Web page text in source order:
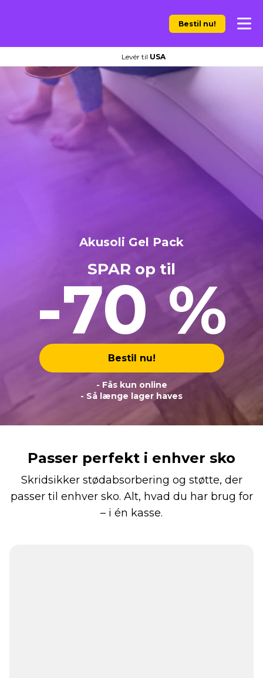
Bestil nu!
Levér til USA
Akusoli Gel Pack
SPAR op til
-70 %
Bestil nu!
- Fås kun online
- Så længe lager haves
Passer perfekt i enhver sko
Skridsikker stødabsorbering og støtte, der
passer til enhver sko. Alt, hvad du har brug for
– i én kasse.